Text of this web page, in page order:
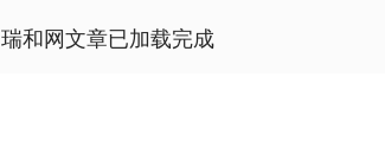
瑞和网文章已加载完成